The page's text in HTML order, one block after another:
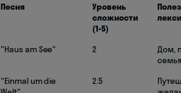
Песня
Уровень
сложности
(1-5)
"Haus am See" 2
Дом,
"Einmal um die
2.5